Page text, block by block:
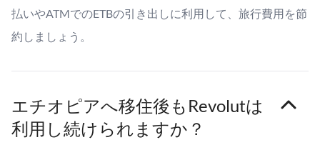
払いやATMでのETBの引き出しに利用して、旅行費用を節
約しましょう。
エチオピアへ移住後もRevolutは
利用し続けられますか？